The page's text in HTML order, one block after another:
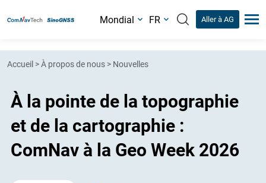
Mondial FR Aller à AG
Accueil >À propos de nous > Nouvelles
À la pointe de la topographie
et de la cartographie :
ComNav à la Geo Week 2026